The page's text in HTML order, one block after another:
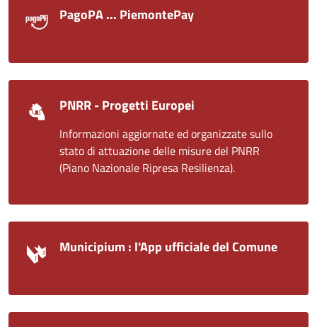
PagoPA ... PiemontePay
PNRR - Progetti Europei
Informazioni aggiornate ed organizzate sullo
stato di attuazione delle misure del PNRR
(Piano Nazionale Ripresa Resilienza).
Municipium : l'App ufficiale del Comune